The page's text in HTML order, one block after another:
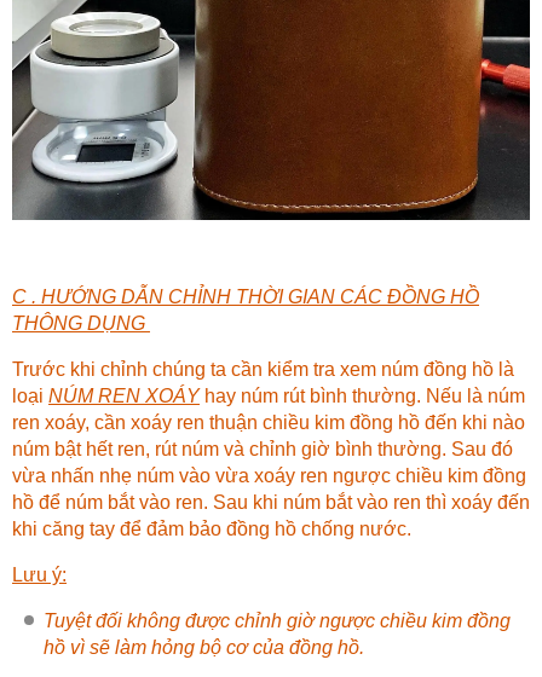
C . HƯỚNG DẪN CHỈNH THỜI GIAN CÁC ĐỒNG HỒ
THÔNG DỤNG
Trước khi chỉnh chúng ta cần kiểm tra xem núm đồng hồ là
loại NÚM REN XOÁYhay núm rút bình thường. Nếu là núm
ren xoáy, cần xoáy ren thuận chiều kim đồng hồ đến khi nào
núm bật hết ren, rút núm và chỉnh giờ bình thường. Sau đó
vừa nhấn nhẹ núm vào vừa xoáy ren ngược chiều kim đồng
hồ để núm bắt vào ren. Sau khi núm bắt vào ren thì xoáy đến
khi căng tay để đảm bảo đồng hồ chống nước.
Lưu ý:
Tuyệt đối không được chỉnh giờ ngược chiều kim đồng
hồ vì sẽ làm hỏng bộ cơ của đồng hồ.